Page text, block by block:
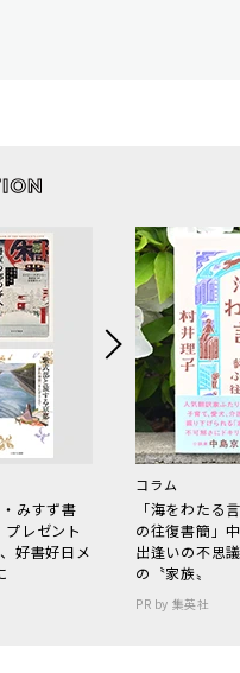
みすず書
レゼント
好書好日メ
コラム
「海をわた
の往復書簡」
出逢いの不思
の〝家族〟
PR by 集英社